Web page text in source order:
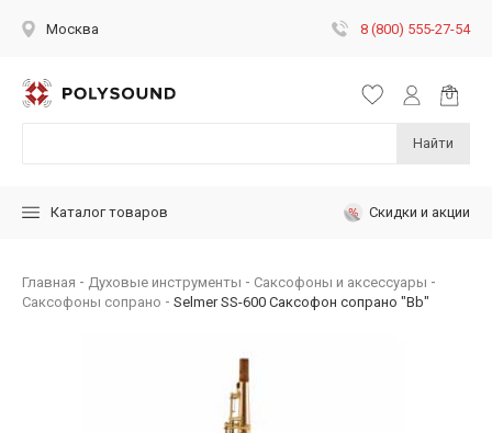
Москва 8 (800) 555-27-54
Найти
Каталог товаров Скидки и акции
Главная Духовые инструменты
Саксофоны и аксессуары
Саксофоны сопрано
Selmer SS-600 Саксофон сопрано "Bb"